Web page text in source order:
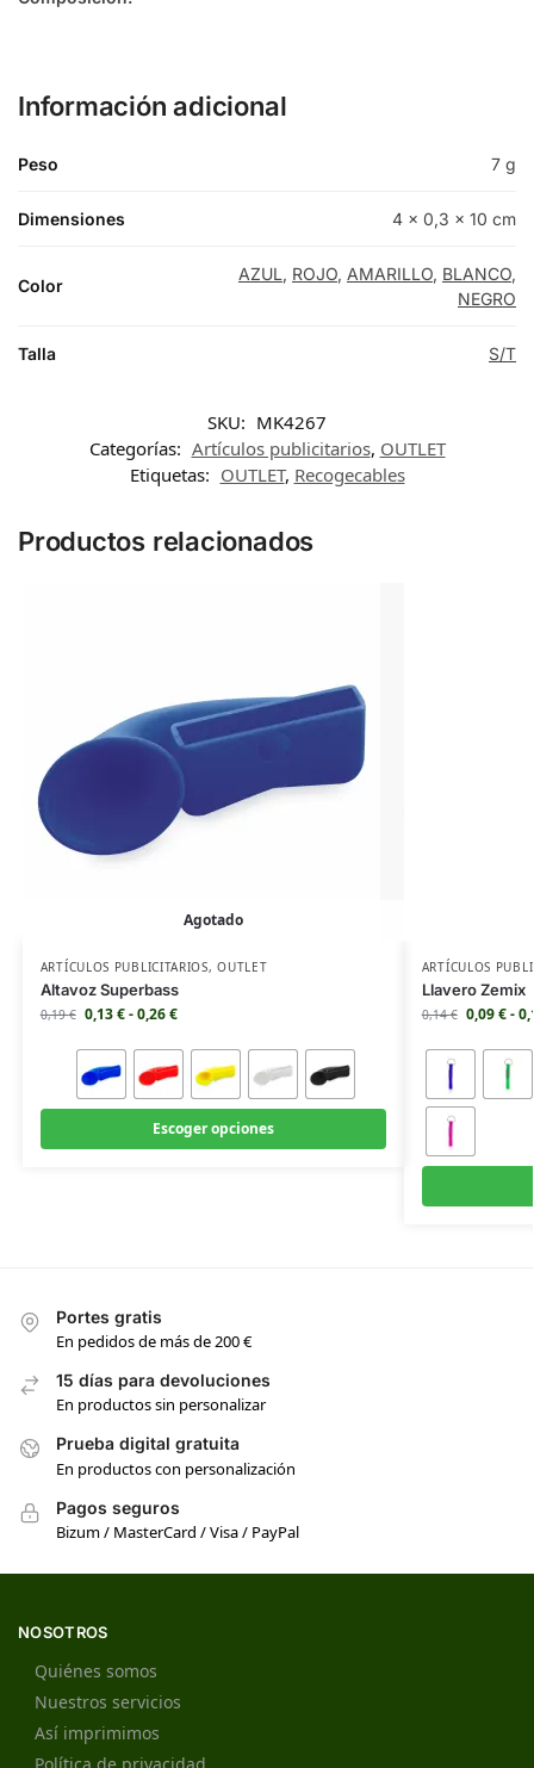
Información adicional
Peso 7 g
Dimensiones 4 × 0,3 × 10 cm
Color
AZUL, ROJO, AMARILLO, BLANCO,
NEGRO
Talla S/T
SKU: MK4267
Categorías: Artículos publicitarios, OUTLET
Etiquetas: OUTLET, Recogecables
Productos relacionados
Agotado
ARTÍCULOS PUBLICITARIOS,OUTLET
Altavoz Superbass
0,19€ 0,13€-0,26€
Escoger opciones
ARTÍCULOS
Llavero Zemix
0,14€ 0,09€-
Portes gratis
En pedidos de más de 200 €
15 días para devoluciones
En productos sin personalizar
Prueba digital gratuita
En productos con personalización
Pagos seguros
Bizum / MasterCard / Visa / PayPal
NOSOTROS
Quiénes somos
Nuestros servicios
Así imprimimos